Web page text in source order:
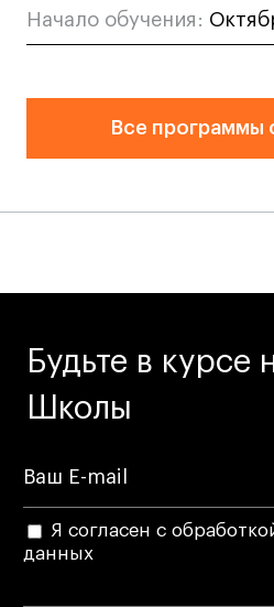
Контент
Иллюстрация
Онлайн
Все программы
Графический дизайнер
Цифровой маркетолог
Начало обучения:
Все программы
Будьте в курсе
Школы
Я согласен с
данных